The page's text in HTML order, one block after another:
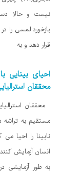
بازخورد لمسی را
قرار دهد و به
احیای
محققان
محققان
مستقیم به
نابینا را احیا
انسان آزمایش
به طور آزمایشی